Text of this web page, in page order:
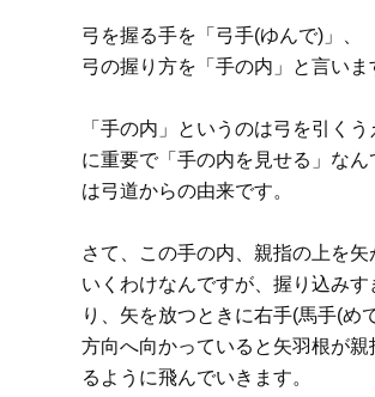
弓を握る手を「弓手(ゆんで)」、
弓の握り方を「手の内」と言いま
「手の内」というのは弓を引くう
に重要で「手の内を見せる」なん
は弓道からの由来です。
さて、この手の内、親指の上を矢
いくわけなんですが、握り込みす
り、矢を放つときに右手(馬手(め
方向へ向かっていると矢羽根が親
るように飛んでいきます。